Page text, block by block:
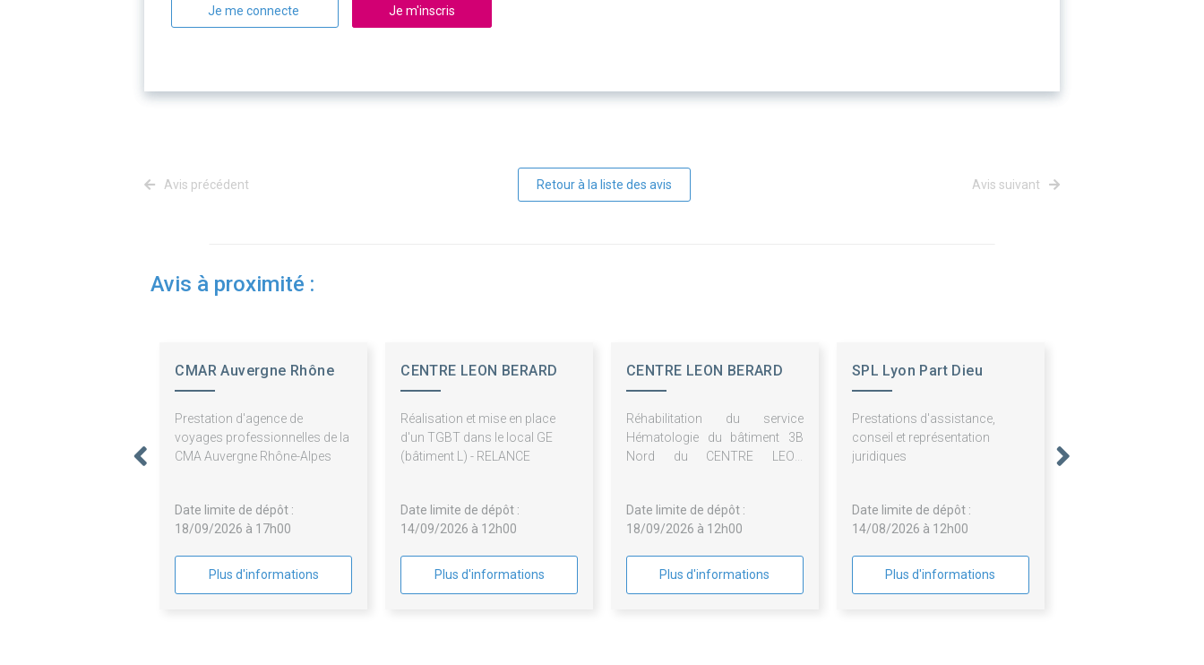
Je me connecte Je m'inscris
Avis précédent Retour à la liste des avis Avis suivant
Avis à proximité :
CMAR Auvergne Rhône
Prestation d'agence de
voyages professionnelles de la
CMA Auvergne Rhône-Alpes
Date limite de dépôt :
18/09/2026 à 17h00
Plus d'informations
CENTRE LEON BERARD
Réalisation et mise en place
d'un TGBT dans le local GE
(bâtiment L) - RELANCE
Date limite de dépôt :
14/09/2026 à 12h00
Plus d'informations
CENTRE LEON BERARD
Réhabilitation du service
Hématologie du bâtiment 3B
Nord du CENTRE LEON
Date limite de dépôt :
18/09/2026 à 12h00
Plus d'informations
SPL Lyon Part Dieu
Prestations d'assistance,
conseil et représentation
juridiques
Date limite de dépôt :
14/08/2026 à 12h00
Plus d'informations